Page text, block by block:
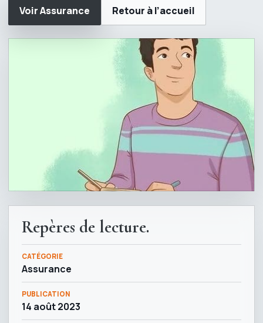
Voir Assurance Retour à l’accueil
Repères de lecture.
CATÉGORIE
Assurance
PUBLICATION
14 août 2023